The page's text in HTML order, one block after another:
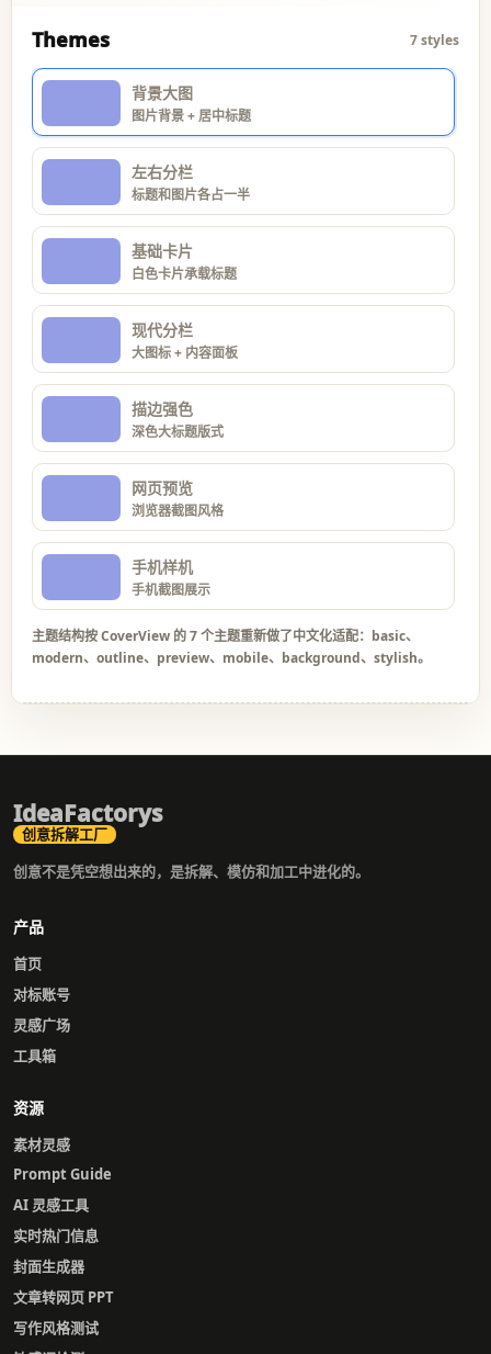
Themes 7 styles
背景大图
图片背景 + 居中标题
左右分栏
标题和图片各占一半
基础卡片
白色卡片承载标题
现代分栏
大图标 + 内容面板
描边强色
深色大标题版式
网页预览
浏览器截图风格
手机样机
手机截图展示
主题结构按 CoverView 的 7 个主题重新做了中文化适配：basic、
modern、outline、preview、mobile、background、stylish。
IdeaFactorys
创意拆解工厂
创意不是凭空想出来的，是拆解、模仿和加工中进化的。
产品
首页
对标账号
灵感广场
工具箱
资源
素材灵感
Prompt Guide
AI 灵感工具
实时热门信息
封面生成器
文章转网页 PPT
写作风格测试